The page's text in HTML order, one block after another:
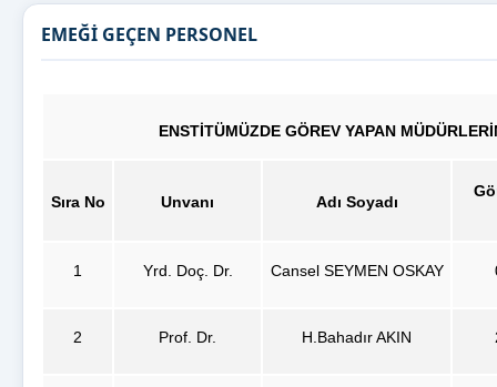
EMEĞİ GEÇEN PERSONEL
ENSTİTÜMÜZDE GÖREV YAPAN
Sıra No Unvanı Adı Soyadı
1 Yrd. Doç. Dr. Cansel SEYMEN OSKAY
2 Prof. Dr. H.Bahadır AKIN